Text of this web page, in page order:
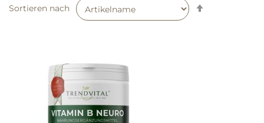
Sortieren nach